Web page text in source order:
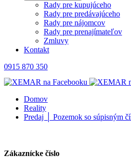
Rady pre kupujúceho
Rady pre predávajúceho
Rady pre nájomcov
Rady pre prenajímateľov
Zmluvy
Kontakt
0915 870 350
Domov
Reality
Predaj │ Pozemok so súpisným
Zákaznícke číslo